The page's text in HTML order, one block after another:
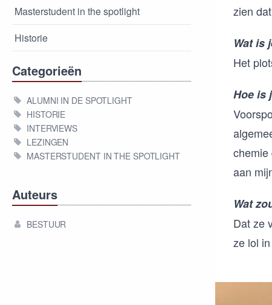
Masterstudent in the spotlight
Historie
Categorieën
ALUMNI IN DE SPOTLIGHT
HISTORIE
INTERVIEWS
LEZINGEN
MASTERSTUDENT IN THE SPOTLIGHT
Auteurs
BESTUUR
zien
Wat is
Het
Hoe is
chemie
aan
Wat
Dat ze
ze lol